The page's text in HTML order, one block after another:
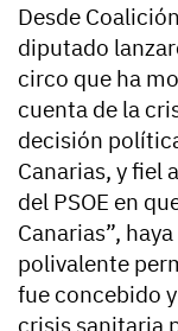
Desde
diputado
circo que ha
cuenta de la
decisión
Canarias, y fiel
del PSOE en
Canarias”,
polivalente
fue concebido
crisis sanitaria